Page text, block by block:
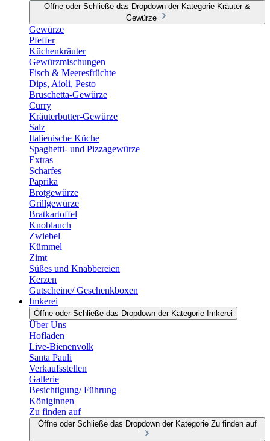
Öffne oder Schließe das Dropdown der Kategorie Kräuter &
Gewürze
Gewürze
Pfeffer
Küchenkräuter
Gewürzmischungen
Fisch & Meeresfrüchte
Dips, Aioli, Pesto
Bruschetta-Gewürze
Curry
Kräuterbutter-Gewürze
Salz
Italienische Küche
Spaghetti- und Pizzagewürze
Extras
Scharfes
Paprika
Brotgewürze
Grillgewürze
Bratkartoffel
Knoblauch
Zwiebel
Kümmel
Zimt
Süßes und Knabbereien
Kerzen
Gutscheine/ Geschenkboxen
Imkerei
Öffne oder Schließe das Dropdown der Kategorie Imkerei
Über Uns
Hofladen
Live-Bienenvolk
Santa Pauli
Verkaufsstellen
Gallerie
Besichtigung/ Führung
Königinnen
Zu finden auf
Öffne oder Schließe das Dropdown der Kategorie Zu finden auf